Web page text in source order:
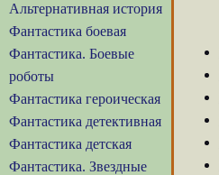
Альтернативная история
Фантастика боевая
Фантастика. Боевые
роботы
Фантастика героическая
Фантастика детективная
Фантастика детская
Фантастика. Звездные